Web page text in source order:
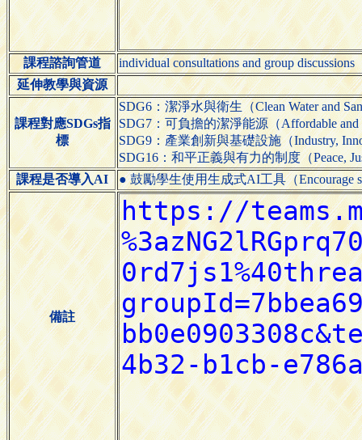
課程諮詢管道
individual consultations and group discussions
延伸教學與資源
課程對應SDGs指
標
SDG6：潔淨水與衛生（Clean Water and
SDG7：可負擔的潔淨能源（Affordable and
SDG9：產業創新與基礎設施（Industry,
SDG16：和平正義與有力的制度（Peace,
課程是否導入AI
● 鼓勵學生使用生成式AI工具（Encourage
備註